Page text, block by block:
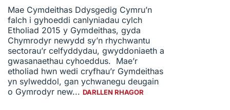
Mae Cymdeithas Ddysgedig Cymru’n
falch i gyhoeddi canlyniadau cylch
Etholiad 2015 y Gymdeithas, gyda
Chymrodyr newydd sy’n rhychwantu
sectorau’r celfyddydau, gwyddoniaeth a
gwasanaethau cyhoeddus. Mae’r
etholiad hwn wedi cryfhau’r Gymdeithas
yn sylweddol, gan ychwanegu deugain
o Gymrodyr new... DARLLEN RHAGOR